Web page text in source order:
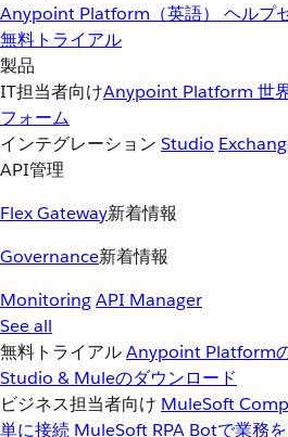
Anypoint Platform（英語） ヘルプ
無料トライアル
製品
IT担当者向けAnypoint Platform 世
フォーム
インテグレーション Studio
API管理
Flex Gateway新着情報
Governance新着情報
MonitoringAPI Manager
See all
無料トライアルAnypoint Platform
Studio & Muleのダウンロード
ビジネス担当者向け MuleSoft
単に接続 MuleSoft RPA Botで業務